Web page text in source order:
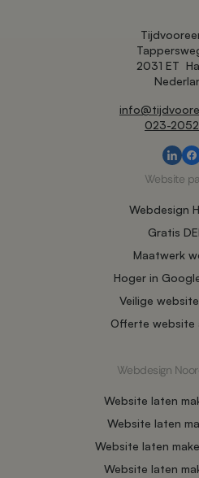
2031 ET
023-
Website
Webdesign
Gratis
Maatwerk
Hoger in
Veilige
Offerte website
Webdesign
Website laten
Website laten
Website laten
Website laten